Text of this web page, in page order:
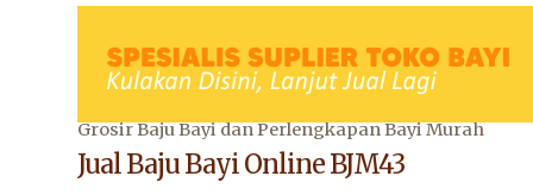
Grosir Baju Bayi dan Perlengkapan Bayi Murah
Jual Baju Bayi Online BJM43